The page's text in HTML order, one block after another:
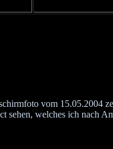
vom 15.05.2004
sehen, welches ich nach